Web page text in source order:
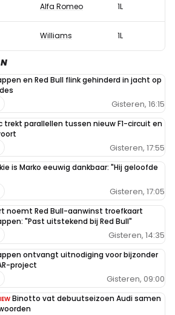
Alfa Romeo 1L
Williams 1L
en Red Bull flink gehinderd in jacht op
Gisteren, 16:15
trekt parallellen tussen nieuw F1-circuit en
Gisteren, 17:55
is Marko eeuwig dankbaar: "Hij geloofde
Gisteren, 17:05
noemt Red Bull-aanwinst troefkaart
"Past uitstekend bij Red Bull"
Gisteren, 14:35
ontvangt uitnodiging voor bijzonder
project
Gisteren, 09:00
Binotto vat debuutseizoen Audi samen